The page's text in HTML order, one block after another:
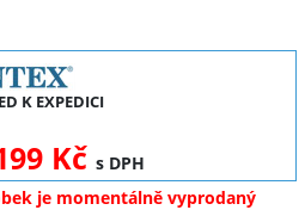
K EXPEDICI
Kč s DPH
je momentálně vyprodaný